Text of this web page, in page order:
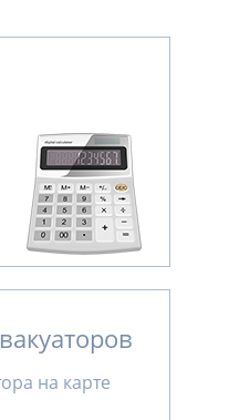
на карте